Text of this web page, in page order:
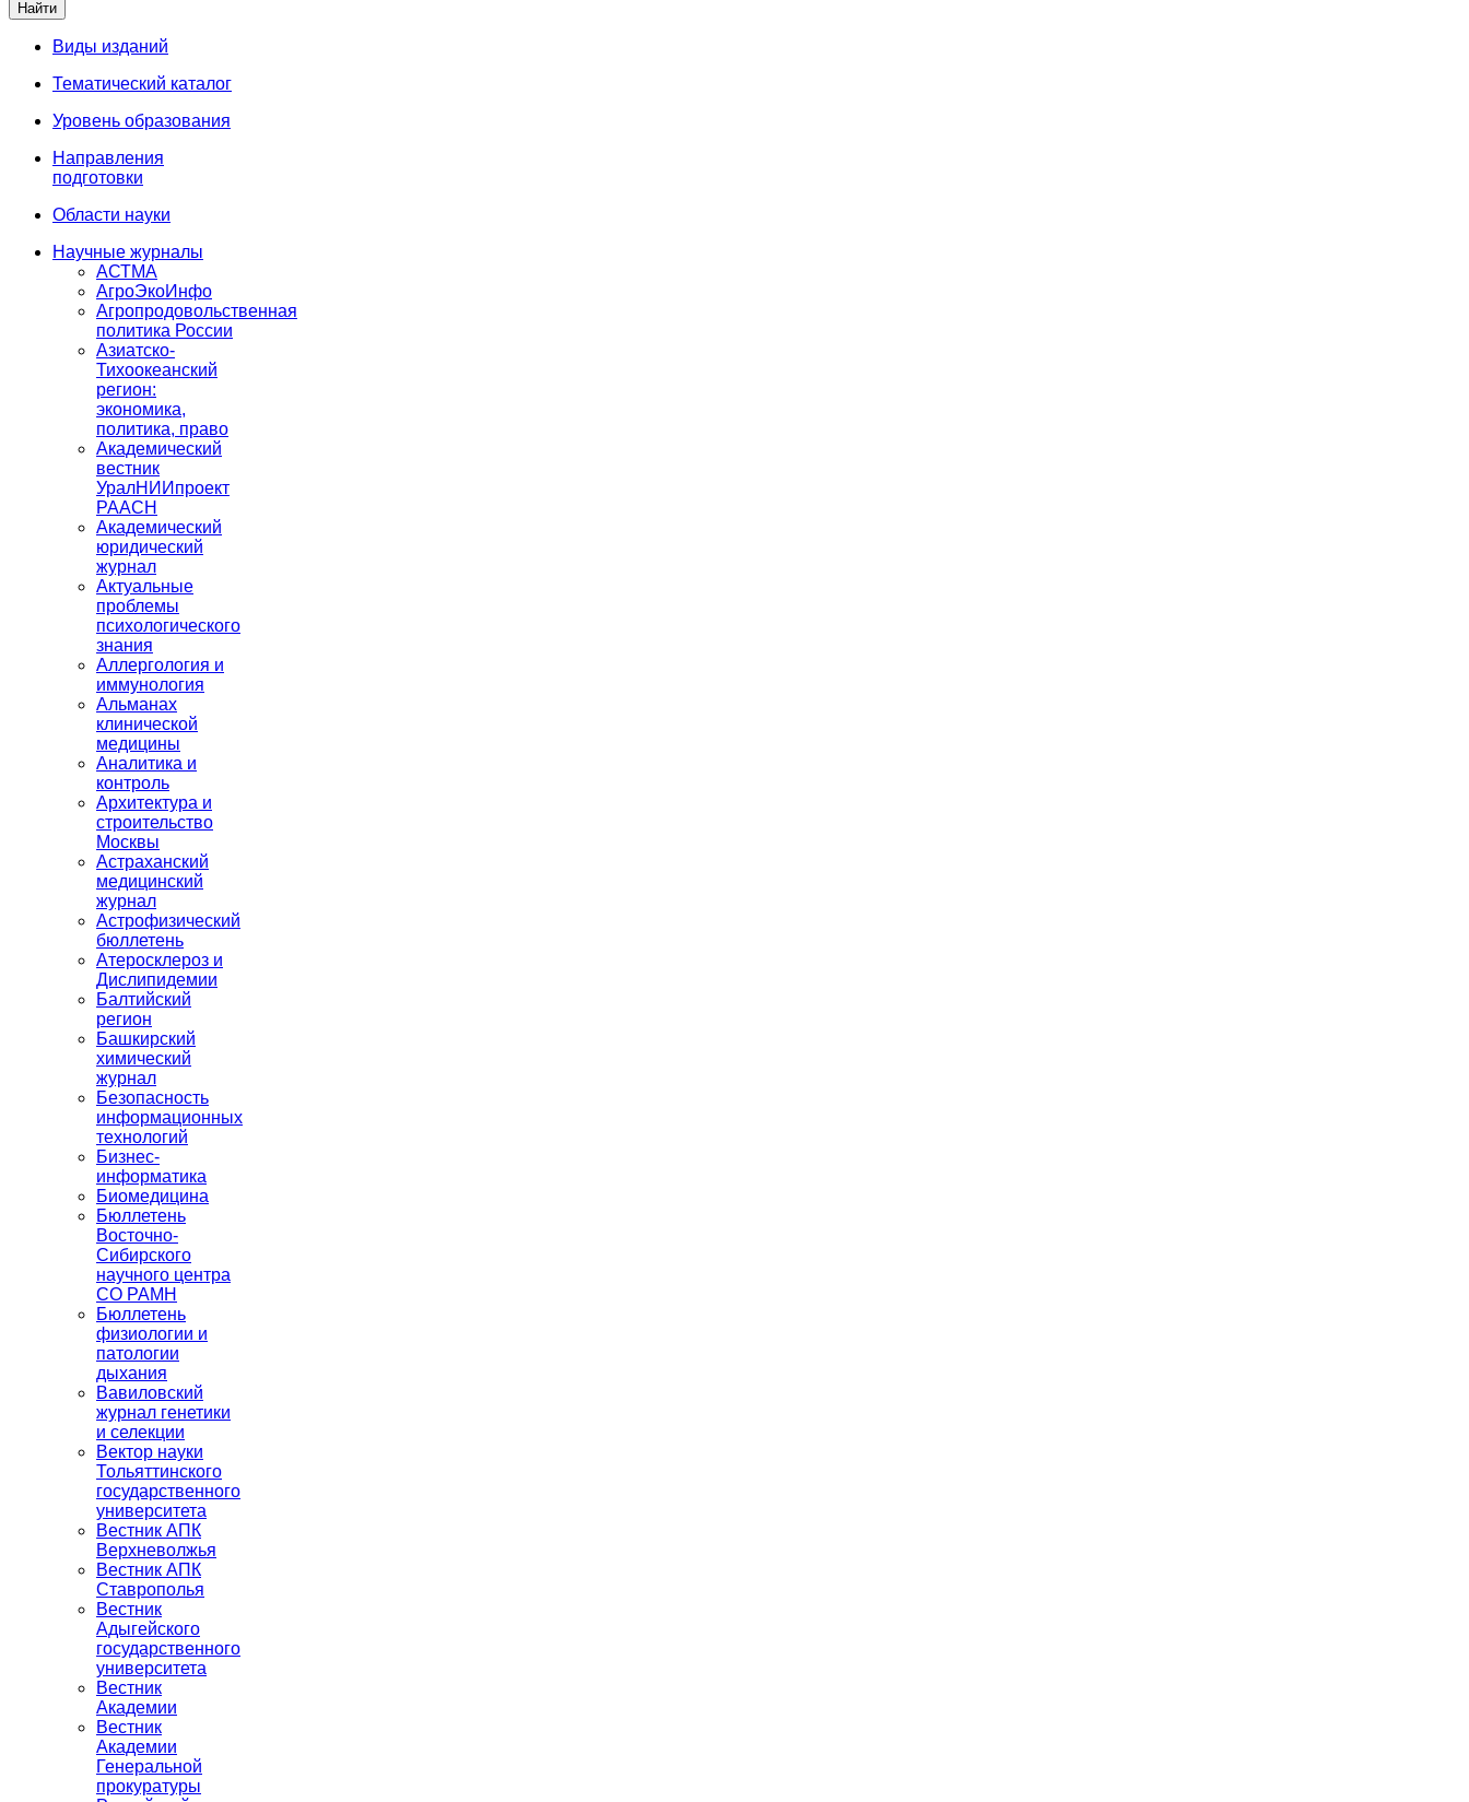
Виды изданий
Тематический каталог
Уровень образования
Направления
подготовки
Области науки
Научные журналы
АСТМА
АгроЭкоИнфо
Агропродовольственная
политика России
Азиатско-
Тихоокеанский
регион:
экономика,
политика, право
Академический
вестник
УралНИИпроект
РААСН
Академический
юридический
журнал
Актуальные
проблемы
психологического
знания
Аллергология и
иммунология
Альманах
клинической
медицины
Аналитика и
контроль
Архитектура и
строительство
Москвы
Астраханский
медицинский
журнал
Астрофизический
бюллетень
Атеросклероз и
Дислипидемии
Балтийский
регион
Башкирский
химический
журнал
Безопасность
информационных
технологий
Бизнес-
информатика
Биомедицина
Бюллетень
Восточно-
Сибирского
научного центра
СО РАМН
Бюллетень
физиологии и
патологии
дыхания
Вавиловский
журнал генетики
и селекции
Вектор науки
Тольяттинского
государственного
университета
Вестник АПК
Верхневолжья
Вестник АПК
Ставрополья
Вестник
Адыгейского
государственного
университета
Вестник
Академии
Вестник
Академии
Генеральной
прокуратуры